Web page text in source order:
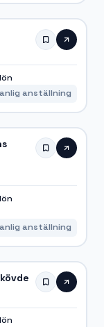
anställning
anställning